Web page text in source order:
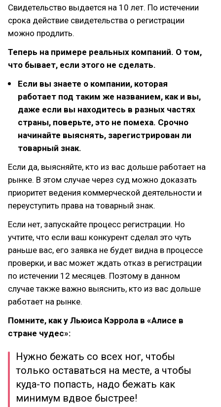
Свидетельство выдается на 10 лет. По истечении
срока действие свидетельства о регистрации
можно продлить.
Теперь на примере реальных компаний. О том,
что бывает, если этого не сделать.
Если вы знаете о компании, которая
работает под таким же названием, как и вы,
даже если вы находитесь в разных частях
страны, поверьте, это не помеха. Срочно
начинайте выяснять, зарегистрирован ли
товарный знак.
Если да, выясняйте, кто из вас дольше работает на
рынке. В этом случае через суд можно доказать
приоритет ведения коммерческой деятельности и
переуступить права на товарный знак.
Если нет, запускайте процесс регистрации. Но
учтите, что если ваш конкурент сделал это чуть
раньше вас, его заявка не будет видна в процессе
проверки, и вас может ждать отказ в регистрации
по истечении 12 месяцев. Поэтому в данном
случае также важно выяснить, кто из вас дольше
работает на рынке.
Помните, как у Льюиса Кэррола в «Алисе в
стране чудес»:
Нужно бежать со всех ног, чтобы
только оставаться на месте, а чтобы
куда-то попасть, надо бежать как
минимум вдвое быстрее!